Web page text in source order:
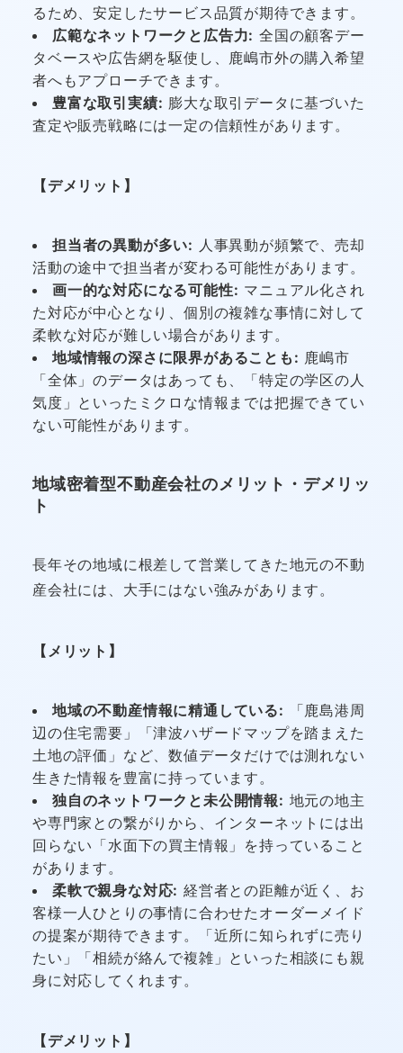
るため、安定したサービス品質が期待できます。
広範なネットワークと広告力: 全国の顧客デー
タベースや広告網を駆使し、鹿嶋市外の購入希望
者へもアプローチできます。
豊富な取引実績: 膨大な取引データに基づいた
査定や販売戦略には一定の信頼性があります。
【デメリット】
担当者の異動が多い: 人事異動が頻繁で、売却
活動の途中で担当者が変わる可能性があります。
画一的な対応になる可能性: マニュアル化され
た対応が中心となり、個別の複雑な事情に対して
柔軟な対応が難しい場合があります。
地域情報の深さに限界があることも: 鹿嶋市
「全体」のデータはあっても、「特定の学区の人
気度」といったミクロな情報までは把握できてい
ない可能性があります。
地域密着型不動産会社のメリット・デメリッ
ト
長年その地域に根差して営業してきた地元の不動
産会社には、大手にはない強みがあります。
【メリット】
地域の不動産情報に精通している: 「鹿島港周
辺の住宅需要」「津波ハザードマップを踏まえた
土地の評価」など、数値データだけでは測れない
生きた情報を豊富に持っています。
独自のネットワークと未公開情報: 地元の地主
や専門家との繋がりから、インターネットには出
回らない「水面下の買主情報」を持っていること
があります。
柔軟で親身な対応: 経営者との距離が近く、お
客様一人ひとりの事情に合わせたオーダーメイド
の提案が期待できます。「近所に知られずに売り
たい」「相続が絡んで複雑」といった相談にも親
身に対応してくれます。
【デメリット】